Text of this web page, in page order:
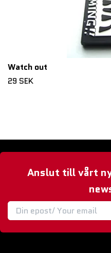
Watch out
29 SEK
Anslut till vårt